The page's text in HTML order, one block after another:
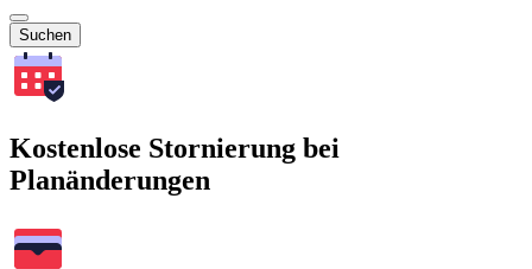
Suchen
Kostenlose Stornierung bei
Planänderungen